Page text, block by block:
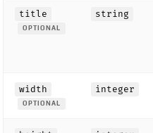
title
OPTIONAL
string
width
OPTIONAL
integer